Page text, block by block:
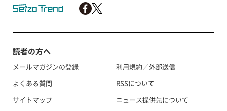
読者の方へ
メールマガジンの登録
よくある質問
サイトマップ
利用規約／外部送信
RSSについて
ニュース提供先について